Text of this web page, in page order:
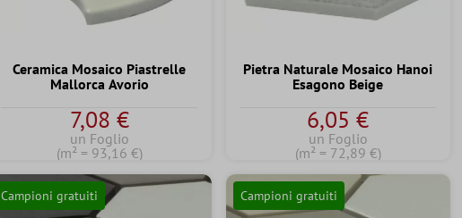
Ceramica Mosaico Piastrelle
Mallorca Avorio
7,08 €
un Foglio
(m² = 93,16 €)
Pietra Naturale Mosaico Hanoi
Esagono Beige
6,05 €
un Foglio
(m² = 72,89 €)
Campioni gratuiti Campioni gratuiti